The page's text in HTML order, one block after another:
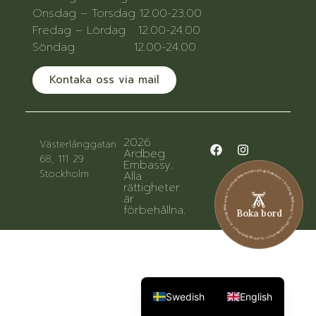
Ardbeg Embassy • Ardbeg Embassy • Ardbeg Embassy • Ardbeg Embassy • Ardbeg Embassy • Ardbeg Embassy
Boka bord
Onsdag – Torsdag 12.00-23.00
Fredag – Lördag 12.00-24.00
Söndag 12.00-24.00
Kontaka oss via mail
Västerlånggatan
68, 111 29
Stockholm
2026
Ardbeg
Embassy.
Alla
rättigheter
är
förbehållna.
Swedish English